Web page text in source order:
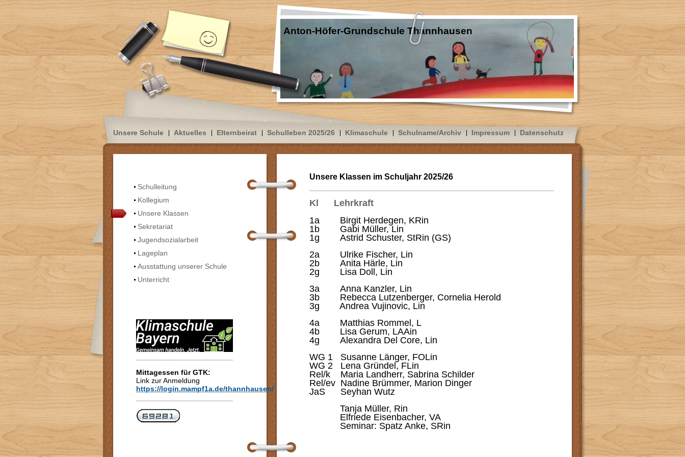
Anton-Höfer-Grundschule Thannhausen
Unsere Schule Aktuelles Elternbeirat Schulleben 2025/26 Klimaschule Schulname/Archiv Impressum Datenschutz
Unsere Klassen im Schuljahr 2025/26
Kl Lehrkraft
1a Birgit Herdegen, KRin
1b Gabi Müller, Lin
1g Astrid Schuster, StRin (GS)
2a Ulrike Fischer, Lin
2b Anita Härle, Lin
2g Lisa Doll, Lin
3a Anna Kanzler, Lin
3b Rebecca Lutzenberger, Cornelia Herold
3g Andrea Vujinovic, Lin
4a Matthias Rommel, L
4b Lisa Gerum, LAAin
4g Alexandra Del Core, Lin
WG 1 Susanne Länger, FOLin
WG 2 Lena Gründel, FLin
Rel/k Maria Landherr, Sabrina Schilder
Rel/ev Nadine Brümmer, Marion Dinger
JaS Seyhan Wutz
Tanja Müller, Rin
Elfriede Eisenbacher, VA
Seminar: Spatz Anke, SRin
Schulleitung
Kollegium
Unsere Klassen
Sekretariat
Jugendsozialarbeit
Lageplan
Ausstattung unserer Schule
Unterricht
Mittagessen für GTK:
Link zur Anmeldung
https://login.mampf1a.de/thannhausen/